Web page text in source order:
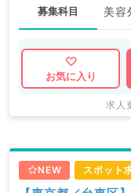
募集科目 美容
お気に入り
求人
NEW スポット